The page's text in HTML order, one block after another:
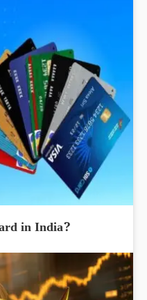
in India?